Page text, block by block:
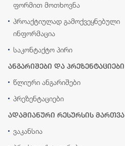
ფორმით მოთხოვნა
პროაქტიულად გამოქვეყნებული
ინფორმაცია
საკონტაქტო პირი
ანგარიშები და პრეზენტაციები
წლიური ანგარიშები
პრეზენტაციები
ადამიანური რესურსის მართვა
ვაკანსია